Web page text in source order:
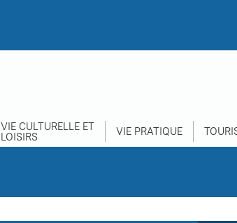
VIE CULTURELLE ET
LOISIRS VIE PRATIQUE